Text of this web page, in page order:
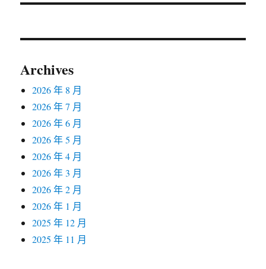
文
Archives
2026 年 8 月
2026 年 7 月
2026 年 6 月
2026 年 5 月
2026 年 4 月
2026 年 3 月
2026 年 2 月
2026 年 1 月
2025 年 12 月
2025 年 11 月